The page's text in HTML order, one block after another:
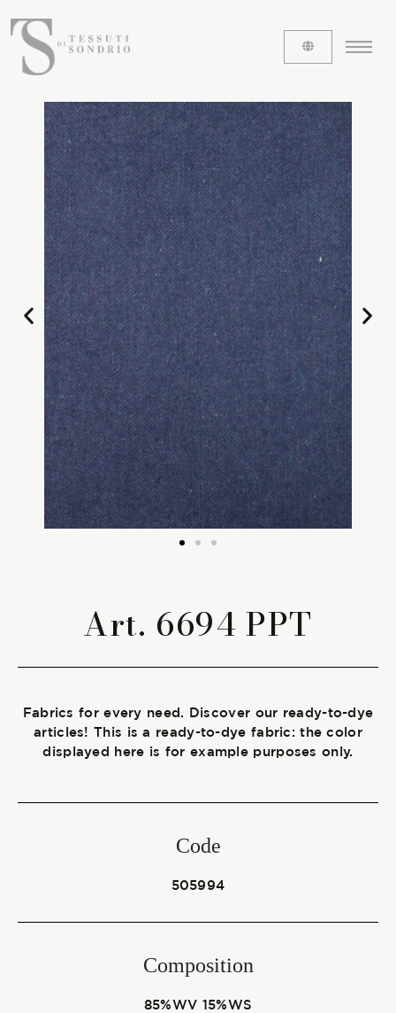
Art. 6694 PPT
Fabrics for every need. Discover our ready-to-dye
articles! This is a ready-to-dye fabric: the color
displayed here is for example purposes only.
Code
505994
Composition
85%WV 15%WS
ABOUT US
The labels
Our history
Work with us
Share our fabrics
THE FABRICS
The season Fall/Winter
The season Spring/Summer
bunch
SUSTAINABILITY
UpCycle
Certifications
Start together
NEWS
CONTACT US